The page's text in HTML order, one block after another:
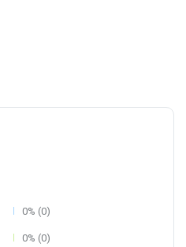
0% (0)
0% (0)